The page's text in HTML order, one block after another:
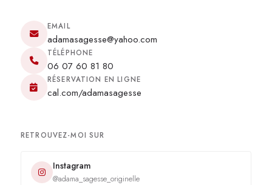
EMAIL
adamasagesse@yahoo.com
TÉLÉPHONE
06 07 60 81 80
RÉSERVATION EN LIGNE
cal.com/adamasagesse
RETROUVEZ-MOI SUR
Instagram
@adama_sagesse_originelle